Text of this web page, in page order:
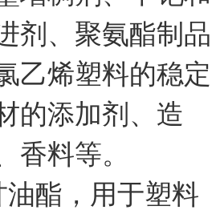
剂、聚氨酯制品
乙烯塑料的稳定
的添加剂、造
香料等。
酯，用于塑料